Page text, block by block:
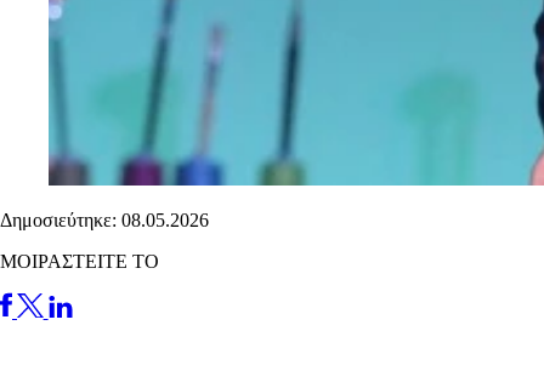
Δημοσιεύτηκε: 08.05.2026
ΜΟΙΡΑΣΤΕΙΤΕ ΤΟ